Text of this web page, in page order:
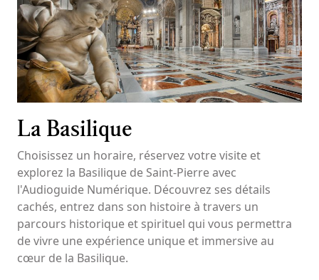
La Basilique
Choisissez un horaire, réservez votre visite et
explorez la Basilique de Saint-Pierre avec
l'Audioguide Numérique. Découvrez ses détails
cachés, entrez dans son histoire à travers un
parcours historique et spirituel qui vous permettra
de vivre une expérience unique et immersive au
cœur de la Basilique.